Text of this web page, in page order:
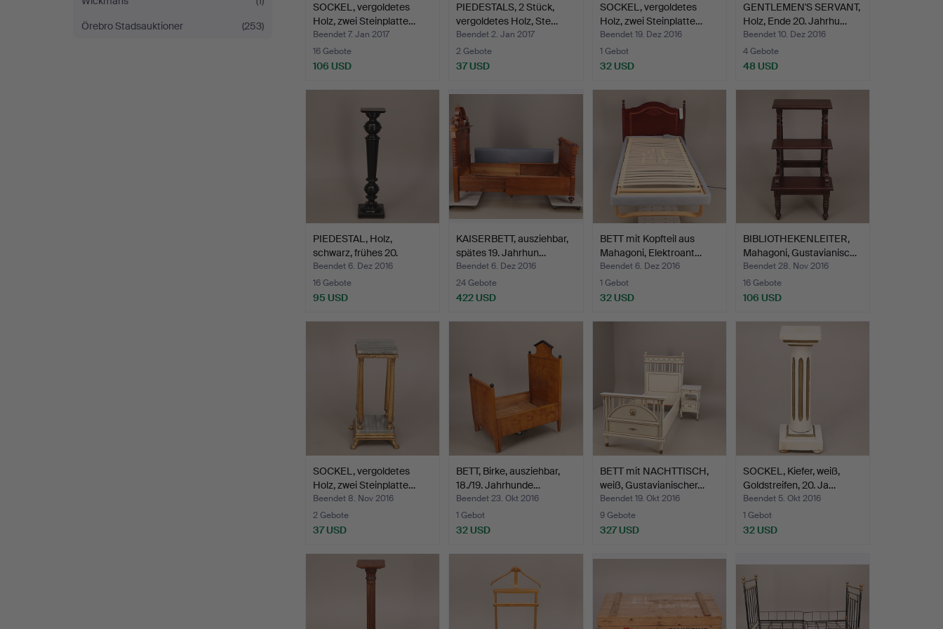
Örebro Stadsauktioner
(253)
SOCKEL, vergoldetes
Holz, zwei Steinplatte…
Beendet 7. Jan 2017
16 Gebote
106 USD
PIEDESTALS, 2 Stück,
vergoldetes Holz, Ste…
Beendet 2. Jan 2017
2 Gebote
37 USD
SOCKEL, vergoldetes
Holz, zwei Steinplatte…
Beendet 19. Dez 2016
1 Gebot
32 USD
GENTLEMEN'S SERVANT,
Holz, Ende 20. Jahrhu…
Beendet 10. Dez 2016
4 Gebote
48 USD
PIEDESTAL, Holz,
schwarz, frühes 20.
Jahrh…
Beendet 6. Dez 2016
16 Gebote
95 USD
KAISERBETT, ausziehbar,
spätes 19. Jahrhun…
Beendet 6. Dez 2016
24 Gebote
422 USD
BETT mit Kopfteil aus
Mahagoni, Elektroant…
Beendet 6. Dez 2016
1 Gebot
32 USD
BIBLIOTHEKENLEITER,
Mahagoni, Gustavianisc…
Beendet 28. Nov 2016
16 Gebote
106 USD
SOCKEL, vergoldetes
Holz, zwei Steinplatte…
Beendet 8. Nov 2016
2 Gebote
37 USD
BETT, Birke, ausziehbar,
18./19. Jahrhunde…
Beendet 23. Okt 2016
1 Gebot
32 USD
BETT mit NACHTTISCH,
weiß, Gustavianischer…
Beendet 19. Okt 2016
9 Gebote
327 USD
SOCKEL, Kiefer, weiß,
Goldstreifen, 20. Ja…
Beendet 5. Okt 2016
1 Gebot
32 USD